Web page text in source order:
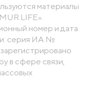
материалы
номер и дата
серия ИА №
в сфере связи,